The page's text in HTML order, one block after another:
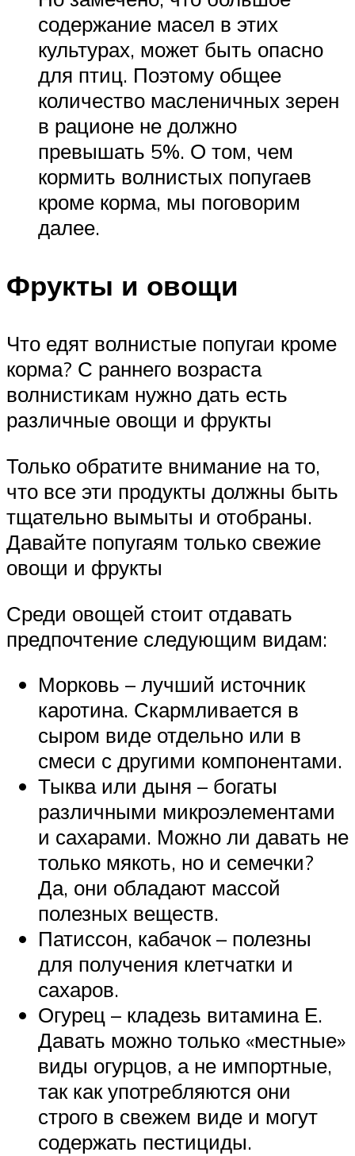
содержание масел в этих
культурах, может быть опасно
для птиц. Поэтому общее
количество масленичных зерен
в рационе не должно
превышать 5%. О том, чем
кормить волнистых попугаев
кроме корма, мы поговорим
далее.
Фрукты и овощи
Что едят волнистые попугаи кроме
корма? С раннего возраста
волнистикам нужно дать есть
различные овощи и фрукты
Только обратите внимание на то,
что все эти продукты должны быть
тщательно вымыты и отобраны.
Давайте попугаям только свежие
овощи и фрукты
Среди овощей стоит отдавать
предпочтение следующим видам:
Морковь – лучший источник
каротина. Скармливается в
сыром виде отдельно или в
смеси с другими компонентами.
Тыква или дыня – богаты
различными микроэлементами
и сахарами. Можно ли давать не
только мякоть, но и семечки?
Да, они обладают массой
полезных веществ.
Патиссон, кабачок – полезны
для получения клетчатки и
сахаров.
Огурец – кладезь витамина Е.
Давать можно только «местные»
виды огурцов, а не импортные,
так как употребляются они
строго в свежем виде и могут
содержать пестициды.